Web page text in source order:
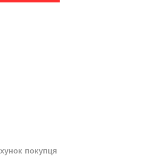
покупця